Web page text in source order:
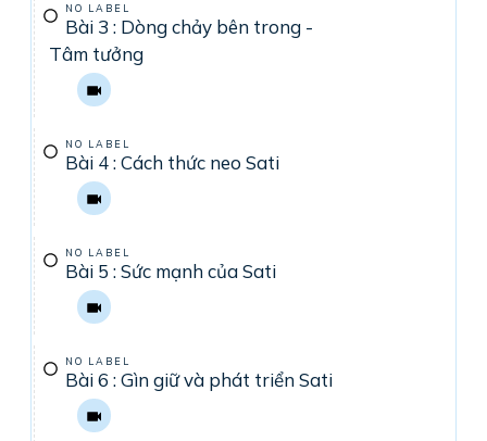
NO LABEL
Bài 3 : Dòng chảy bên trong -
Tâm tưởng
NO LABEL
Bài 4 : Cách thức neo Sati
NO LABEL
Bài 5 : Sức mạnh của Sati
NO LABEL
Bài 6 : Gìn giữ và phát triển Sati